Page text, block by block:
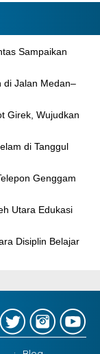
Sampaikan
di Jalan Medan–
Girek, Wujudkan
di Tanggul
Genggam
Utara Edukasi
Disiplin Belajar